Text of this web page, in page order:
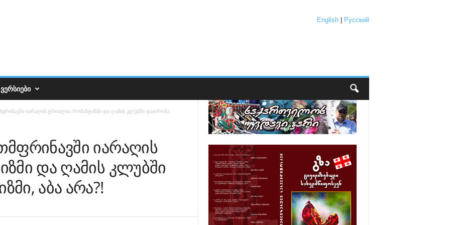
English| Русский
იარაღის ტრიალია რომანტიზმი და ღამის კლუბში დათრობა
იარაღის
და ღამის კლუბში
აბა არა?!